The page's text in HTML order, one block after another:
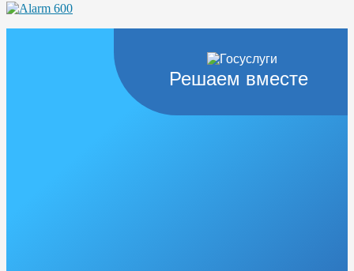
Решаем вместе